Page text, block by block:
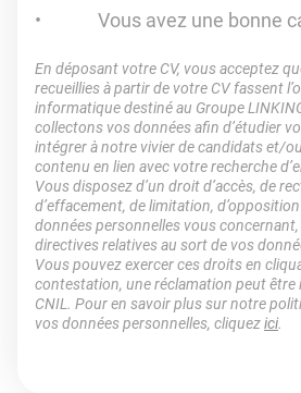
Vous avez une bonne
En déposant votre CV, vous acceptez
recueillies à partir de votre CV fassent
informatique destiné au Groupe
collectons vos données afin d’étudier
intégrer à notre vivier de candidats et/
contenu en lien avec votre recherche
Vous disposez d’un droit d’accès, de
d’effacement, de limitation,
données personnelles vous
directives relatives au sort de vos
Vous pouvez exercer ces droits en
contestation, une réclamation peut être
CNIL. Pour en savoir plus sur notre
vos données personnelles, cliquezici.